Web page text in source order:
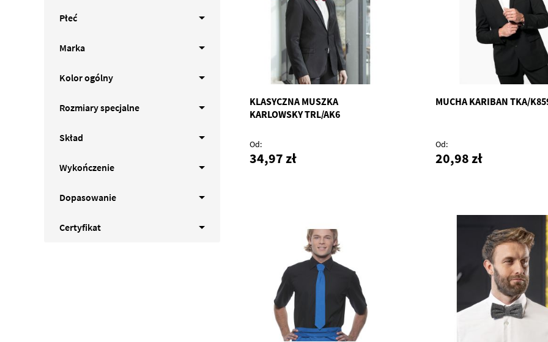
KLASYCZNA MUSZKA
KARLOWSKY TRL/AK6
Od
34,97 zł
MUCHA KARIBAN TKA/
Od
20,98 zł
Płeć
Marka
Kolor ogólny
Rozmiary specjalne
Skład
Wykończenie
Dopasowanie
Certyfikat